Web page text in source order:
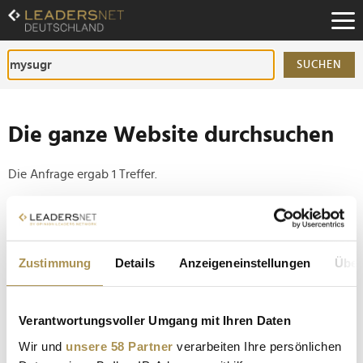
Zustimmung Details Anzeigeneinstellungen
Verantwortungsvoller Umgang mit Ihren Daten
Wir und unsere 58 Partner verarbeiten Ihre persönlichen
Zum
Inhalt
Zur
Fußzeilen-
Navigation
SUCHEN
Die ganze Website durchsuchen
Die Anfrage ergab 1 Treffer.
Tipp
Setzen Sie die gesuchten Wörter zwischen
Anführungszeichen: zb "Vorname Nachname".
Die Top-Meinungsmacher der E-Health-Branche sind
gekürt